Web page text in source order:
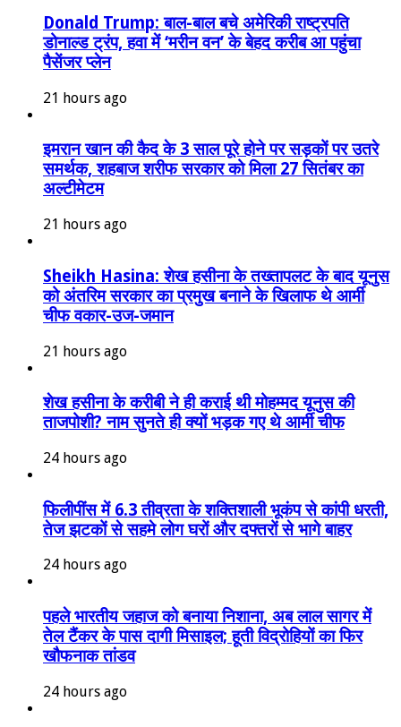
Donald Trump: बाल-बाल बचे अमेरिकी राष्ट्रपति
डोनाल्ड ट्रंप, हवा में ‘मरीन वन’ के बेहद करीब आ पहुंचा
पैसेंजर प्लेन
21 hours ago
इमरान खान की कैद के 3 साल पूरे होने पर सड़कों पर उतरे
समर्थक, शहबाज शरीफ सरकार को मिला 27 सितंबर का
अल्टीमेटम
21 hours ago
Sheikh Hasina: शेख हसीना के तख्तापलट के बाद यूनुस
को अंतरिम सरकार का प्रमुख बनाने के खिलाफ थे आर्मी
चीफ वकार-उज-जमान
21 hours ago
शेख हसीना के करीबी ने ही कराई थी मोहम्मद यूनुस की
ताजपोशी? नाम सुनते ही क्यों भड़क गए थे आर्मी चीफ
24 hours ago
फिलीपींस में 6.3 तीव्रता के शक्तिशाली भूकंप से कांपी धरती,
तेज झटकों से सहमे लोग घरों और दफ्तरों से भागे बाहर
24 hours ago
पहले भारतीय जहाज को बनाया निशाना, अब लाल सागर में
तेल टैंकर के पास दागी मिसाइल; हूती विद्रोहियों का फिर
खौफनाक तांडव
24 hours ago